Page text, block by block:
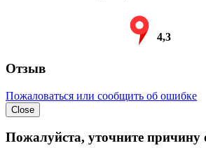
4,3
Отзыв
Пожаловаться или сообщить об ошибке
Close
Пожалуйста, уточните